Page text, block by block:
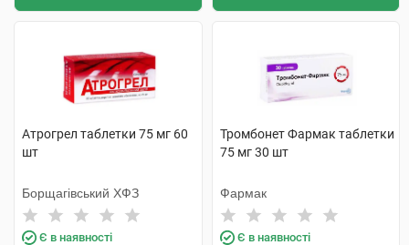
Атрогрел таблетки 75 мг 60
шт
Борщагівський ХФЗ
Є в наявності
Тромбонет Фармак таблетки
75 мг 30 шт
Фармак
Є в наявності